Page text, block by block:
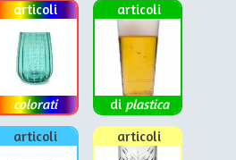
articoli
colorati
articoli
di plastica
articoli articoli